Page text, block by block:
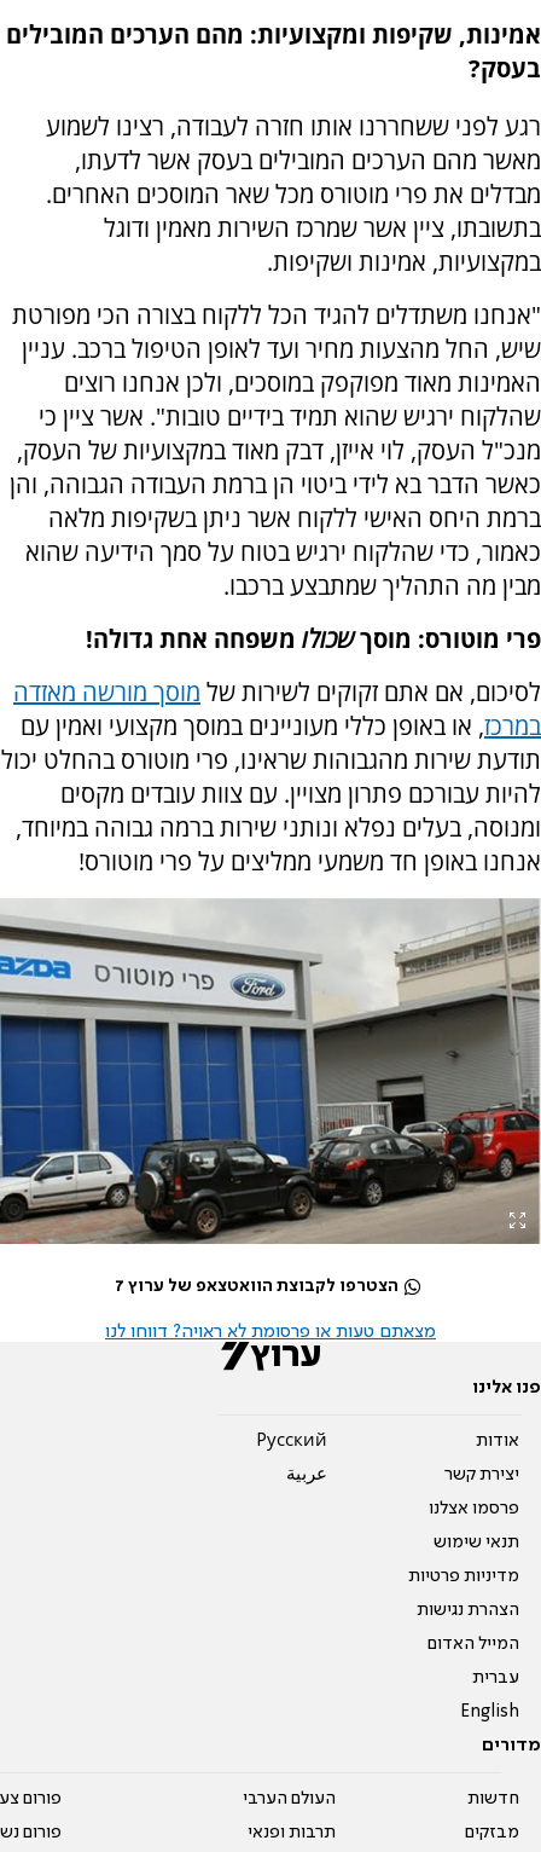
אמינות, שקיפות ומקצועיות: מהם הערכים המובילים
בעסק?
רגע לפני ששחררנו אותו חזרה לעבודה, רצינו לשמוע
מאשר מהם הערכים המובילים בעסק אשר לדעתו,
מבדלים את פרי מוטורס מכל שאר המוסכים האחרים.
בתשובתו, ציין אשר שמרכז השירות מאמין ודוגל
במקצועיות, אמינות ושקיפות.
"אנחנו משתדלים להגיד הכל ללקוח בצורה הכי מפורטת
שיש, החל מהצעות מחיר ועד לאופן הטיפול ברכב. עניין
האמינות מאוד מפוקפק במוסכים, ולכן אנחנו רוצים
שהלקוח ירגיש שהוא תמיד בידיים טובות". אשר ציין כי
מנכ"ל העסק, לוי אייזן, דבק מאוד במקצועיות של העסק,
כאשר הדבר בא לידי ביטוי הן ברמת העבודה הגבוהה, והן
ברמת היחס האישי ללקוח אשר ניתן בשקיפות מלאה
כאמור, כדי שהלקוח ירגיש בטוח על סמך הידיעה שהוא
מבין מה התהליך שמתבצע ברכבו.
פרי מוטורס: מוסךשכולו משפחה אחת גדולה!
לסיכום, אם אתם זקוקים לשירות של מוסך מורשה מאזדה
במרכז, או באופן כללי מעוניינים במוסך מקצועי ואמין עם
תודעת שירות מהגבוהות שראינו, פרי מוטורס בהחלט יכול
להיות עבורכם פתרון מצויין. עם צוות עובדים מקסים
ומנוסה, בעלים נפלא ונותני שירות ברמה גבוהה במיוחד,
אנחנו באופן חד משמעי ממליצים על פרי מוטורס!
הצטרפו לקבוצת הוואטצאפ של ערוץ 7
מצאתם טעות או פרסומת לא ראויה? דווחו לנו
פנו אלינו
אודות
יצירת קשר
פרסמו אצלנו
תנאי שימוש
מדיניות פרטיות
הצהרת נגישות
המייל האדום
עברית
English
Pусский
عربية
מדורים
חדשות
מבזקים
העולם הערבי
תרבות ופנאי
פורום
פורום